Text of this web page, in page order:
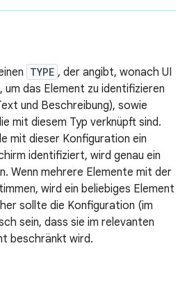
TYPE , der angibt, wonach UI
das Element zu identifizieren
und Beschreibung), sowie
mit diesem Typ verknüpft sind.
mit dieser Konfiguration ein
identifiziert, wird genau ein
Wenn mehrere Elemente mit der
wird ein beliebiges Element
sollte die Konfiguration (im
sein, dass sie im relevanten
beschränkt wird.